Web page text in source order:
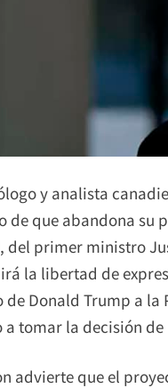
y analista
de que abandona su
del primer ministro
la libertad de
de Donald Trump a la
a tomar la decisión
advierte que el